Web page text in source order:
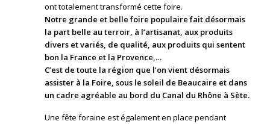
ont totalement transformé cette foire.
Notre grande et belle foire populaire fait désormais
la part belle au terroir, à l’artisanat, aux produits
divers et variés, de qualité, aux produits qui sentent
bon la France et la Provence,…
C’est de toute la région que l’on vient désormais
assister à la Foire, sous le soleil de Beaucaire et dans
un cadre agréable au bord du Canal du Rhône à Sète.
Une fête foraine est également en place pendant